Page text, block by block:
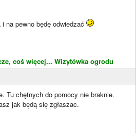
na pewno będę odwiedzać
coś więcej... Wizytówka ogrodu
Tu chętnych do pomocy nie braknie.
jak będą się zgłaszac.